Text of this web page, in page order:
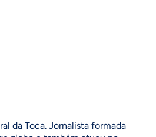
da Toca. Jornalista formada